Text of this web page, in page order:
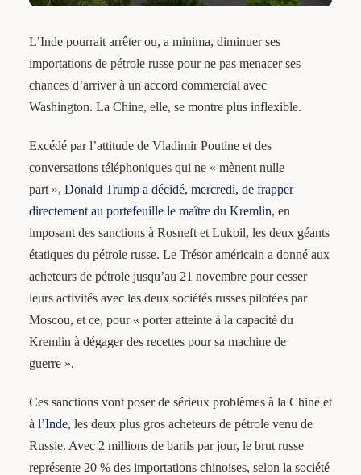
L’Inde pourrait arrêter ou, a minima, diminuer ses
importations de pétrole russe pour ne pas menacer ses
chances d’arriver à un accord commercial avec
Washington. La Chine, elle, se montre plus inflexible.
Excédé par l’attitude de Vladimir Poutine et des
conversations téléphoniques qui ne « mènent nulle
part », Donald Trump a décidé, mercredi, de frapper
directement au portefeuille le maître du Kremlin, en
imposant des sanctions à Rosneft et Lukoil, les deux géants
étatiques du pétrole russe. Le Trésor américain a donné aux
acheteurs de pétrole jusqu’au 21 novembre pour cesser
leurs activités avec les deux sociétés russes pilotées par
Moscou, et ce, pour « porter atteinte à la capacité du
Kremlin à dégager des recettes pour sa machine de
guerre ».
Ces sanctions vont poser de sérieux problèmes à la Chine et
à l’Inde, les deux plus gros acheteurs de pétrole venu de
Russie. Avec 2 millions de barils par jour, le brut russe
représente 20 % des importations chinoises, selon la société